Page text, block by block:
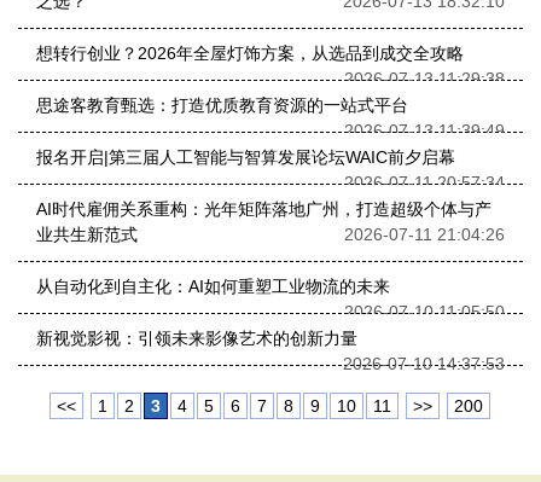
想转行创业？2026年全屋灯饰方案，从选品到成交全攻略
2026-07-13 11:29:38
思途客教育甄选：打造优质教育资源的一站式平台
2026-07-13 11:39:49
报名开启|第三届人工智能与智算发展论坛WAIC前夕启幕
2026-07-11 20:57:34
AI时代雇佣关系重构：光年矩阵落地广州，打造超级个体与产
业共生新范式
2026-07-11 21:04:26
从自动化到自主化：AI如何重塑工业物流的未来
2026-07-10 11:05:50
新视觉影视：引领未来影像艺术的创新力量
2026-07-10 14:37:53
<< 1 2 3 4 5 6 7 8 9 10 11 >> 200